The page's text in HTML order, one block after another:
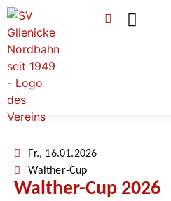
Fr., 16.01.2026
Walther-Cup
Walther-Cup 2026